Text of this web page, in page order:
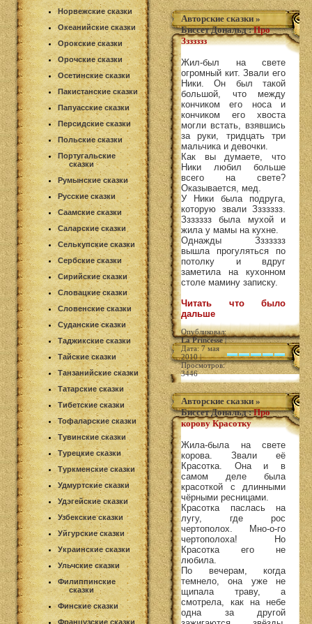
Норвежские сказки
Океанийские сказки
Орокские сказки
Орочские сказки
Осетинские сказки
Пакистанские сказки
Папуасские сказки
Персидские сказки
Польские сказки
Португальские
сказки
Румынские сказки
Русские сказки
Саамские сказки
Саларские сказки
Селькупские сказки
Сербские сказки
Сирийские сказки
Словацкие сказки
Словенские сказки
Суданские сказки
Таджикские сказки
Тайские сказки
Танзанийские сказки
Татарские сказки
Тибетские сказки
Тофаларские сказки
Тувинские сказки
Турецкие сказки
Туркменские сказки
Удмуртские сказки
Удэгейские сказки
Узбекские сказки
Уйгурские сказки
Украинские сказки
Ульчские сказки
Филиппинские
сказки
Финские сказки
Французские сказки
Авторские сказки »
Биссет Дональд:Про
Ззззззз
Жил-был на свете
огромный кит. Звали его
Ники. Он был такой
большой, что между
кончиком его носа и
кончиком его хвоста
могли встать, взявшись
за руки, тридцать три
мальчика и девочки.
Как вы думаете, что
Ники любил больше
всего на свете?
Оказывается, мед.
У Ники была подруга,
которую звали Ззззззз.
Ззззззз была мухой и
жила у мамы на кухне.
Однажды Ззззззз
вышла прогуляться по
потолку и вдруг
заметила на кухонном
столе мамину записку.
Читать что было
дальше
Опубликовал:
La Princesse|
Дата: 7 мая
2010 |
Просмотров:
3446
Авторские сказки »
Биссет Дональд:Про
корову Красотку
Жила-была на свете
корова. Звали её
Красотка. Она и в
самом деле была
красоткой с длинными
чёрными ресницами.
Красотка паслась на
лугу, где рос
чертополох. Мно-о-го
чертополоха! Но
Красотка его не
любила.
По вечерам, когда
темнело, она уже не
щипала траву, а
смотрела, как на небе
одна за другой